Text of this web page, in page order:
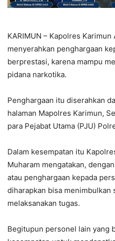
KARIMUN – Kapolres Karimun
menyerahkan penghargaan
berprestasi, karena mampu
pidana narkotika.
Penghargaan itu diserahkan
halaman Mapolres Karimun,
para Pejabat Utama (PJU)
Dalam kesempatan itu
Muharam mengatakan,
atau penghargaan kepada
diharapkan bisa menimbulkan
melaksanakan tugas.
Begitupun personel lain yang